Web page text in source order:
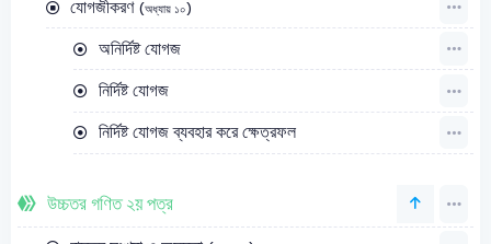
যোগজীকরণ (অধ্যায় ১০)
অনির্দিষ্ট যোগজ
নির্দিষ্ট যোগজ
নির্দিষ্ট যোগজ ব্যবহার করে ক্ষেত্রফল
উচ্চতর গণিত ২য় পত্র